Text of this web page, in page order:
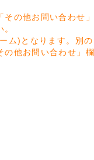
の他お問い合わせ」
ム)となります。別の
の他お問い合わせ」欄